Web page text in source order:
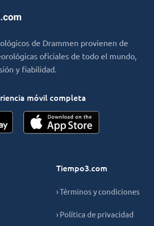
de Drammen provienen de
oficiales de todo el mundo,
y fiabilidad.
móvil completa
Tiempo3.com
› Términos y condiciones
› Política de privacidad